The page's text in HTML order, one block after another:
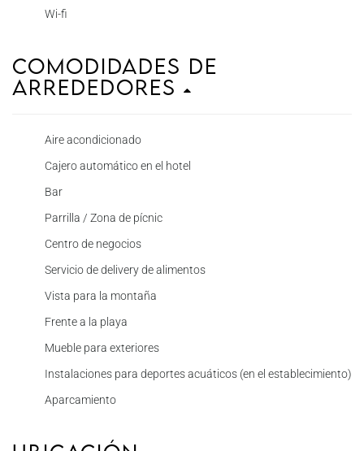
Wi-fi
Comodidades de
Arrededores
Aire acondicionado
Cajero automático en el hotel
Bar
Parrilla / Zona de pícnic
Centro de negocios
Servicio de delivery de alimentos
Vista para la montaña
Frente a la playa
Mueble para exteriores
Instalaciones para deportes acuáticos (en el establecimiento)
Aparcamiento